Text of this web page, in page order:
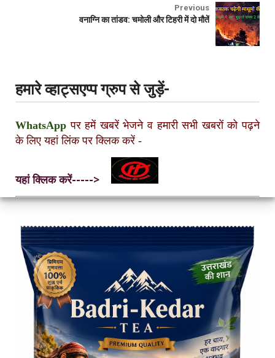
Previous
वनाग्नि का तांडव: चमोली और टिहरी में दो मौतें
हमारे व्हाट्सएप्प ग्रुप से जुड़ें-
WhatsApp पर हमें खबरें भेजने व हमारी सभी खबरों को पढ़ने
के लिए यहां लिंक पर क्लिक करें -
यहां क्लिक करें----->